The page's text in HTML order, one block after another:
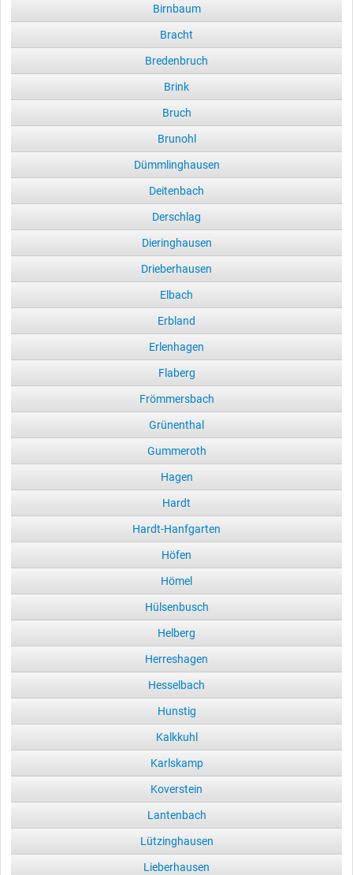
Birnbaum
Bracht
Bredenbruch
Brink
Bruch
Brunohl
Dümmlinghausen
Deitenbach
Derschlag
Dieringhausen
Drieberhausen
Elbach
Erbland
Erlenhagen
Flaberg
Frömmersbach
Grünenthal
Gummeroth
Hagen
Hardt
Hardt-Hanfgarten
Höfen
Hömel
Hülsenbusch
Helberg
Herreshagen
Hesselbach
Hunstig
Kalkkuhl
Karlskamp
Koverstein
Lantenbach
Lützinghausen
Lieberhausen